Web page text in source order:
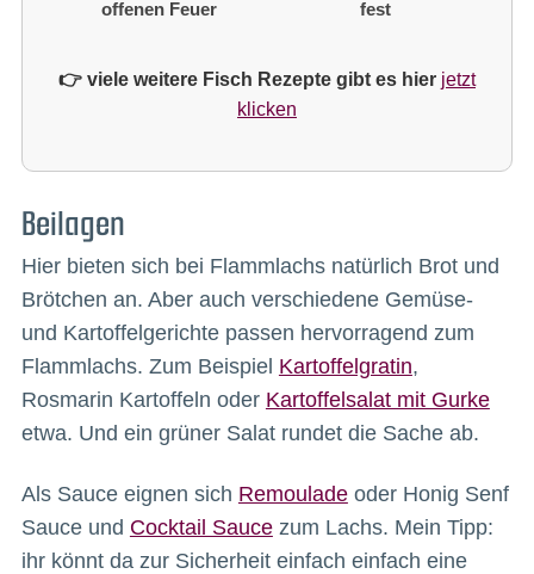
offenen Feuer
fest
👉 viele weitere Fisch Rezepte gibt es hier jetzt
klicken
Beilagen
Hier bieten sich bei Flammlachs natürlich Brot und
Brötchen an. Aber auch verschiedene Gemüse-
und Kartoffelgerichte passen hervorragend zum
Flammlachs. Zum Beispiel Kartoffelgratin,
Rosmarin Kartoffeln oder Kartoffelsalat mit Gurke
etwa. Und ein grüner Salat rundet die Sache ab.
Als Sauce eignen sich Remouladeoder Honig Senf
Sauce und Cocktail Saucezum Lachs. Mein Tipp:
ihr könnt da zur Sicherheit einfach einfach eine